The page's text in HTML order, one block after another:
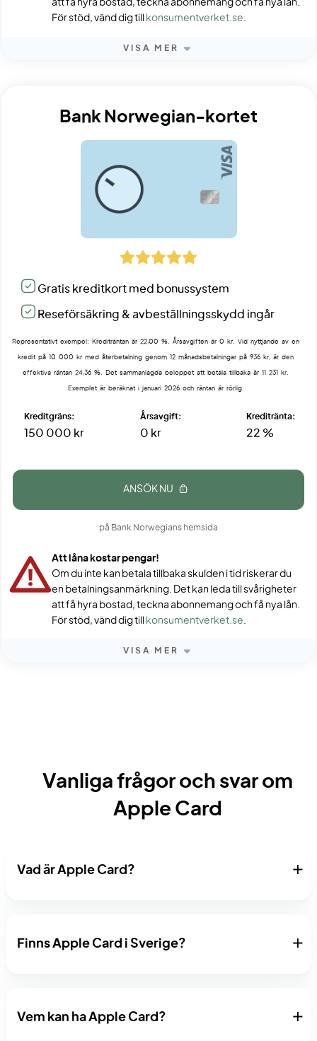
att få hyra bostad, teckna abonnemang och få nya lån.
För stöd, vänd dig till
konsumentverket.se.
VISA MER
Bank Norwegian-kortet
Gratis kreditkort med bonussystem
Reseförsäkring & avbeställningsskydd ingår
Representativt exempel: Krediträntan är 22,00 %. Årsavgiften är 0 kr. Vid nyttjande av en
kredit på 10 000 kr med återbetalning genom 12 månadsbetalningar på 936 kr, är den
effektiva räntan 24,36 %. Det sammanlagda beloppet att betala tillbaka är 11 231 kr.
Exemplet är beräknat i januari 2026 och räntan är rörlig.
Kreditgräns:
150 000 kr
Årsavgift:
0 kr
Kreditränta:
22 %
ANSÖK NU
på Bank Norwegians hemsida
Att låna kostar pengar!
Om du inte kan betala tillbaka skulden i tid riskerar du
en betalningsanmärkning. Det kan leda till svårigheter
att få hyra bostad, teckna abonnemang och få nya lån.
För stöd, vänd dig till
konsumentverket.se
VISA MER
Vanliga frågor och svar om
Apple Card
Vad är Apple Card?
Finns Apple Card i Sverige?
Vem kan ha Apple Card?